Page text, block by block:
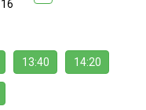
16
13:40 14:20